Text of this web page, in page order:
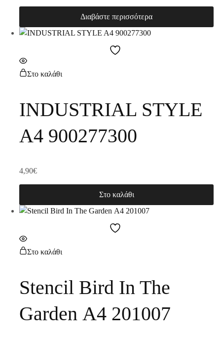
Διαβάστε περισσότερα
Στο καλάθι
INDUSTRIAL STYLE
A4 900277300
4,90€
Στο καλάθι
Στο καλάθι
Stencil Bird In The
Garden Α4 201007